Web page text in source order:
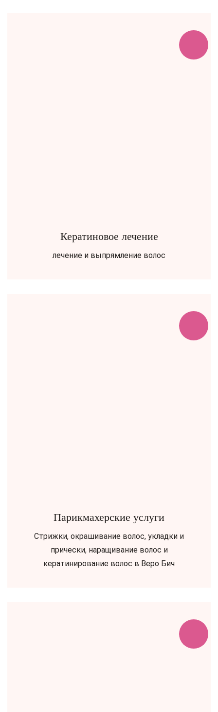
Кератиновое лечение
лечение и выпрямление волос
Парикмахерские услуги
Стрижки, окрашивание волос, укладки и
прически, наращивание волос и
кератинирование волос в Веро Бич